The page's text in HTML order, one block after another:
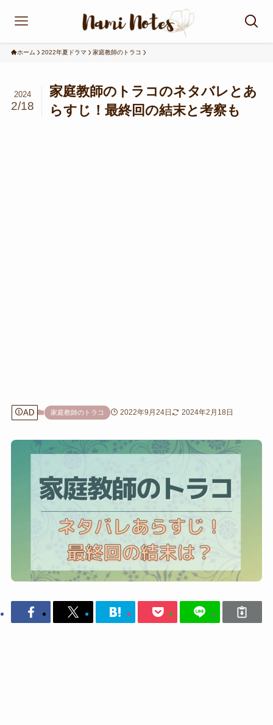
ホーム 2022年夏ドラマ 家庭教師のトラコ
家庭教師のトラコのネタバレとあ
らすじ！最終回の結末と考察も
2024
2/18
AD 家庭教師のトラコ 2022年9月24日 2024年2月18日